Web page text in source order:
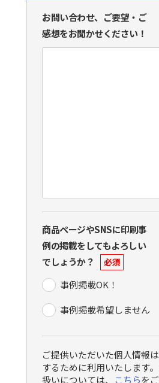
お問い合わせ、ご要望・ご
感想をお聞かせください！
商品ページやSNSに印刷事
例の掲載をしてもよろしい
でしょうか？
必須
事例掲載OK！
事例掲載希望しません
ご提供いただいた個人情報
するために利用いたします
扱いについては、 こちらを